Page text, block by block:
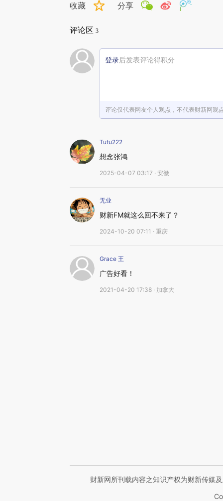
收藏 分享
评论区 3
登录后发表评论得积分
评论仅代表网友个人观点，不代表财新网观
Tutu222
想念张鸿
2025-04-07 03:17 · 安徽
无业
财新FM就这么回不来了？
2024-10-20 07:11 · 重庆
Grace 王
广告好看！
2021-04-20 17:38 · 加拿大
财新网所刊载内容之知识产权为财新传媒